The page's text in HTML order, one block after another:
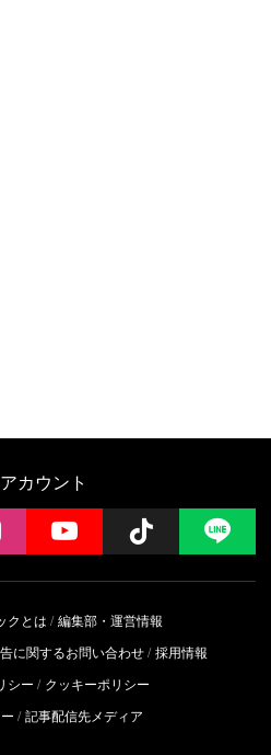
カウント
instagramYouTube Follow
クとは
編集部・運営情報
に関するお問い合わせ 採用情報
シー
クッキーポリシー
記事配信先メディア